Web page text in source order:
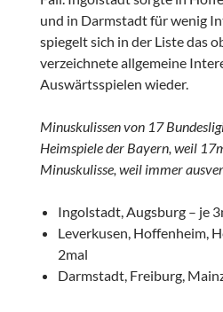
und in Darmstadt für wenig
spiegelt sich in der Liste das
verzeichnete allgemeine
Auswärtsspielen wieder.
Minuskulissen von 17
Heimspiele der Bayern, weil
Minuskulisse, weil immer
Ingolstadt, Augsburg – je
Leverkusen, Hoffenheim,
2mal
Darmstadt, Freiburg,